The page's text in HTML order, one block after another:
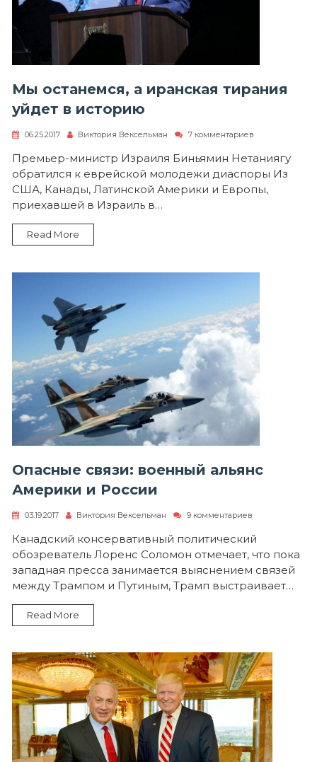
Мы останемся, а иранская тирания
уйдет в историю
06.25.2017 Виктория Вексельман 7 комментариев
Мы
останемся,
а
иранская
тирания
Премьер-министр Израиля Биньямин Нетаниягу
обратился к еврейской молодежи диаспоры Из
США, Канады, Латинской Америки и Европы,
приехавшей в Израиль в…
Read More
Опасные связи: военный альянс
Америки и России
03.19.2017 Виктория Вексельман 9 комментариев
Опасные
связи:
военный
альянс
и
Канадский консервативный политический
обозреватель Лоренс Соломон отмечает, что пока
западная пресса занимается выяснением связей
между Трампом и Путиным, Трамп выстраивает…
Read More